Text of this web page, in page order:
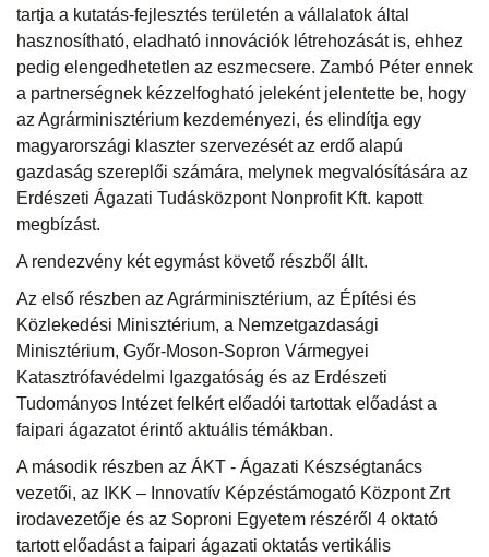
tartja a kutatás-fejlesztés területén a vállalatok által
hasznosítható, eladható innovációk létrehozását is, ehhez
pedig elengedhetetlen az eszmecsere. Zambó Péter ennek
a partnerségnek kézzelfogható jeleként jelentette be, hogy
az Agrárminisztérium kezdeményezi, és elindítja egy
magyarországi klaszter szervezését az erdő alapú
gazdaság szereplői számára, melynek megvalósítására az
Erdészeti Ágazati Tudásközpont Nonprofit Kft. kapott
megbízást.
A rendezvény két egymást követő részből állt.
Az első részben az Agrárminisztérium, az Építési és
Közlekedési Minisztérium, a Nemzetgazdasági
Minisztérium, Győr-Moson-Sopron Vármegyei
Katasztrófavédelmi Igazgatóság és az Erdészeti
Tudományos Intézet felkért előadói tartottak előadást a
faipari ágazatot érintő aktuális témákban.
A második részben az ÁKT - Ágazati Készségtanács
vezetői, az IKK – Innovatív Képzéstámogató Központ Zrt
irodavezetője és az Soproni Egyetem részéről 4 oktató
tartott előadást a faipari ágazati oktatás vertikális